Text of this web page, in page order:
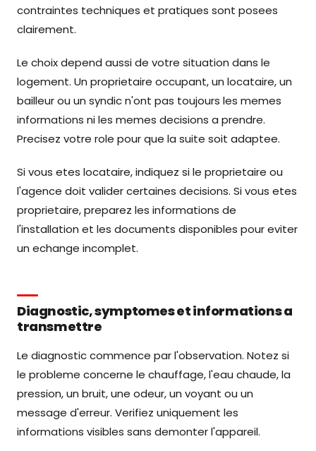
contraintes techniques et pratiques sont posees
clairement.
Le choix depend aussi de votre situation dans le
logement. Un proprietaire occupant, un locataire, un
bailleur ou un syndic n'ont pas toujours les memes
informations ni les memes decisions a prendre.
Precisez votre role pour que la suite soit adaptee.
Si vous etes locataire, indiquez si le proprietaire ou
l'agence doit valider certaines decisions. Si vous etes
proprietaire, preparez les informations de
l'installation et les documents disponibles pour eviter
un echange incomplet.
Diagnostic, symptomes et informations a
transmettre
Le diagnostic commence par l'observation. Notez si
le probleme concerne le chauffage, l'eau chaude, la
pression, un bruit, une odeur, un voyant ou un
message d'erreur. Verifiez uniquement les
informations visibles sans demonter l'appareil.